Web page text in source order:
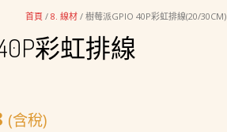
首頁 /8. 線材 / 樹莓派GPIO 40P彩虹排線(20/30CM)
彩虹排線
目
(含稅)